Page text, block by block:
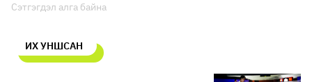
Сэтгэгдэл алга байна
ИХ УНШСАН